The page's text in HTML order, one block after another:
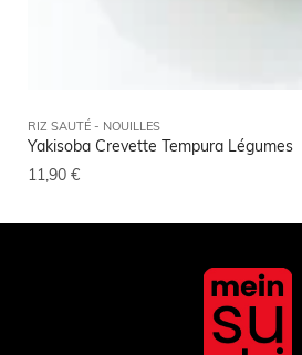
RIZ SAUTÉ - NOUILLES
Yakisoba Crevette Tempura Légumes
11,90 €